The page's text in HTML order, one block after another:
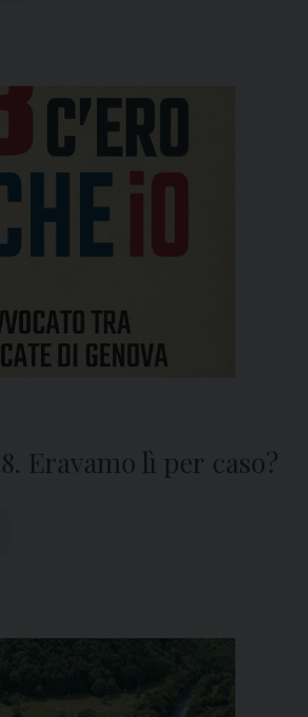
Eravamo lì per caso?